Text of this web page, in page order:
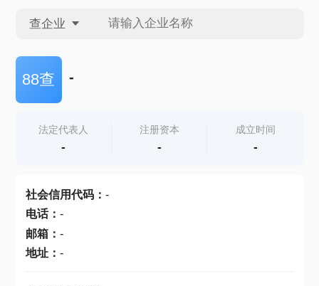
查企业
查企业
查产地
88查 -
法定代表人
-
注册资本
-
成立时间
-
社会信用代码： -
电话： -
邮箱： -
地址： -